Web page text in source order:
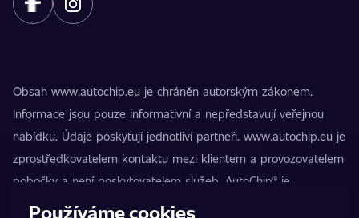
Obsah www.autochip.eu je chráněn autorským zákonem.
Informace jsou pouze informativní a nepředstavují veřejnou
nabídku. Údaje poskytují jednotliví partneři. www.autochip.eu je
zprostředkovatelem kontaktu mezi klientem a provozovatelem
pobočky a není poskytovatelem služeb. AutoChip® je
registrovaná ochranná známka Petra Kučery. Úpravy, které
Používáme cookies